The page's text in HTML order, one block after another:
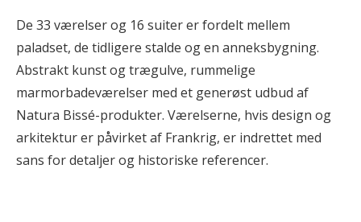
De 33 værelser og 16 suiter er fordelt mellem
paladset, de tidligere stalde og en anneksbygning.
Abstrakt kunst og trægulve, rummelige
marmorbadeværelser med et generøst udbud af
Natura Bissé-produkter. Værelserne, hvis design og
arkitektur er påvirket af Frankrig, er indrettet med
sans for detaljer og historiske referencer.